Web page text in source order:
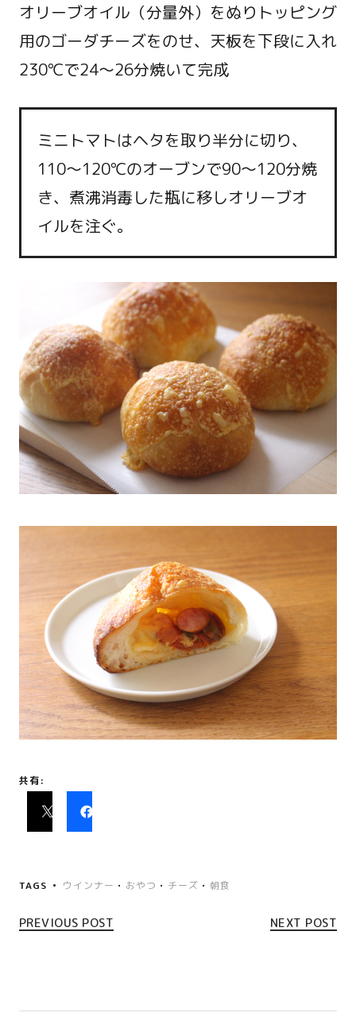
オリーブオイル（分量外）をぬりトッピング
用のゴーダチーズをのせ、天板を下段に入れ
230℃で24～26分焼いて完成
ミニトマトはヘタを取り半分に切り、
110～120℃のオーブンで90～120分焼
き、煮沸消毒した瓶に移しオリーブオ
イルを注ぐ。
共有:
TAGS ウインナー • おやつ • チーズ • 朝食
PREVIOUS POST NEXT POST